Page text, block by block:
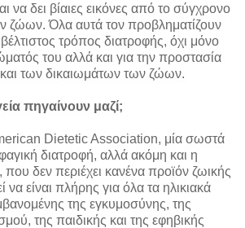
να δει βίαιες εικόνες από το σύγχρονο
ζώων. Όλα αυτά τον προβληματίζουν
βέλτιστος τρόπος διατροφής, όχι μόνο
του αλλά και για την προστασία
των δικαιωμάτων των ζώων.
πηγαίνουν μαζί;
Dietetic Association, μία σωστά
διατροφή, αλλά ακόμη και η
δεν περιέχει κανένα προϊόν ζωικής
είναι πλήρης για όλα τα ηλικιακά
της εγκυμοσύνης, της
της παιδικής και της εφηβικής